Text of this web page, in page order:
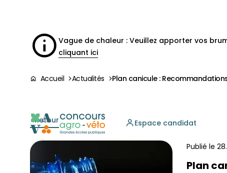
Vague de chaleur : Veuillez apporter vos
cliquant ici
Espace candidat
Accueil Actualités Plan canicule :
Retour
Publié le
Plan